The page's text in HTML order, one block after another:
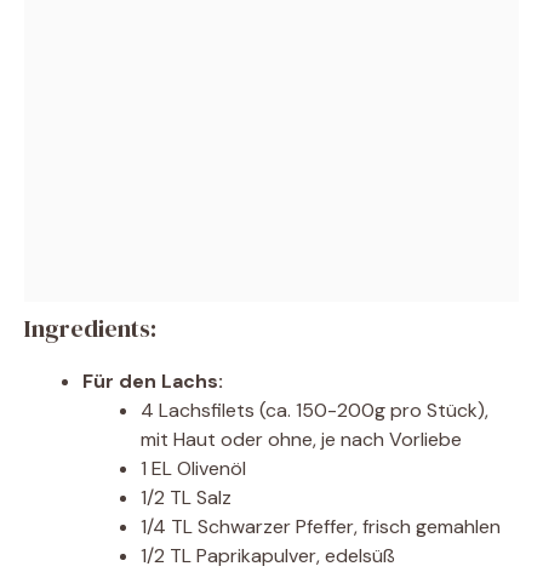
Ingredients:
Für den Lachs:
4 Lachsfilets (ca. 150-200g pro Stück),
mit Haut oder ohne, je nach Vorliebe
1 EL Olivenöl
1/2 TL Salz
1/4 TL Schwarzer Pfeffer, frisch gemahlen
1/2 TL Paprikapulver, edelsüß